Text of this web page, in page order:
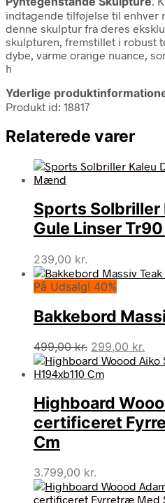
indtagende tilføjelse til enhver
denne skulptur fra deres
skulpturen, fremstillet i robust
dybe, varme orange nuance,
h
Yderlige
Produkt id: 18817
Relaterede varer
Sports Solbriller
Gule Linser
239,00 kr.
På Udsalg! 40%
Bakkebord
499,00kr. Den
oprindelige
pris
499,00 kr..
299,00 kr.
Highboard
certificeret
Cm
3.799,00 kr.